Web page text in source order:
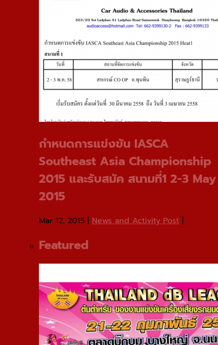
กําหนดการแข่งขัน IASCA
Southeast Asia Championship
2015 และรับสมัค สนามที่1 2-3 May
2015
Mar 12, 2015 | News and Activity Post |
Featured